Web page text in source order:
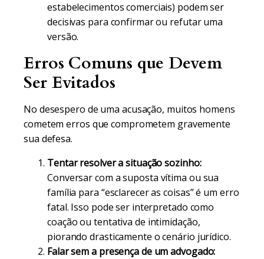
estabelecimentos comerciais) podem ser
decisivas para confirmar ou refutar uma
versão.
Erros Comuns que Devem
Ser Evitados
No desespero de uma acusação, muitos homens
cometem erros que comprometem gravemente
sua defesa.
Tentar resolver a situação sozinho:
Conversar com a suposta vítima ou sua
família para “esclarecer as coisas” é um erro
fatal. Isso pode ser interpretado como
coação ou tentativa de intimidação,
piorando drasticamente o cenário jurídico.
Falar sem a presença de um advogado: